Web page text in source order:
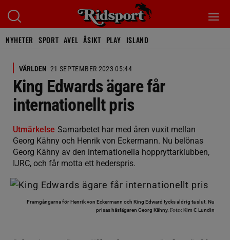
NYHETER SPORT AVEL ÅSIKT PLAY ISLAND
VÄRLDEN 21 SEPTEMBER 2023 05:44
King Edwards ägare får
internationellt pris
Utmärkelse Samarbetet har med åren vuxit mellan
Georg Kähny och Henrik von Eckermann. Nu belönas
Georg Kähny av den internationella hoppryttarklubben,
IJRC, och får motta ett hederspris.
Framgångarna för Henrik von Eckermann och King Edward tycks aldrig ta slut. Nu
prisas hästägaren Georg Kähny. Foto: Kim C Lundin